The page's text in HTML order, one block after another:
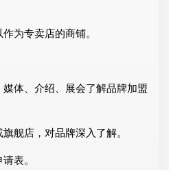
为专卖店的商铺。
体、介绍、展会了解品牌加盟
舰店，对品牌深入了解。
表。